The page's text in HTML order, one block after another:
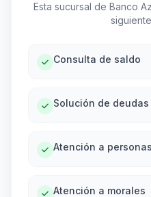
Esta sucursal de Banco
Consulta de saldo
Solución de deudas
Atención a
Atención a morales